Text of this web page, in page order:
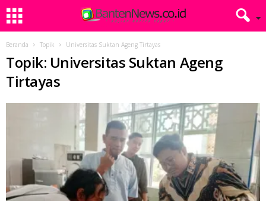
Beranda Topik Universitas Suktan Ageng Tirtayas
Topik: Universitas Suktan Ageng
Tirtayas